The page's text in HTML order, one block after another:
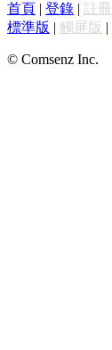
首頁 | 登錄 | 註冊
標準版 | 觸屏版 |
© Comsenz Inc.